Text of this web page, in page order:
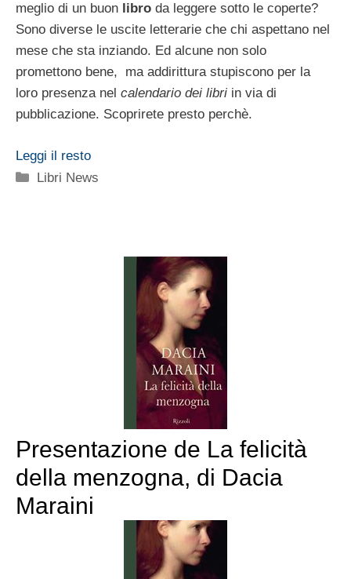
meglio di un buon libro da leggere sotto le coperte?
Sono diverse le uscite letterarie che chi aspettano nel
mese che sta inziando. Ed alcune non solo
promettono bene, ma addirittura stupiscono per la
loro presenza nel calendario dei libri in via di
pubblicazione. Scoprirete presto perchè.
Leggi il resto
Categorie
Libri News
Presentazione de La felicità
della menzogna, di Dacia
Maraini